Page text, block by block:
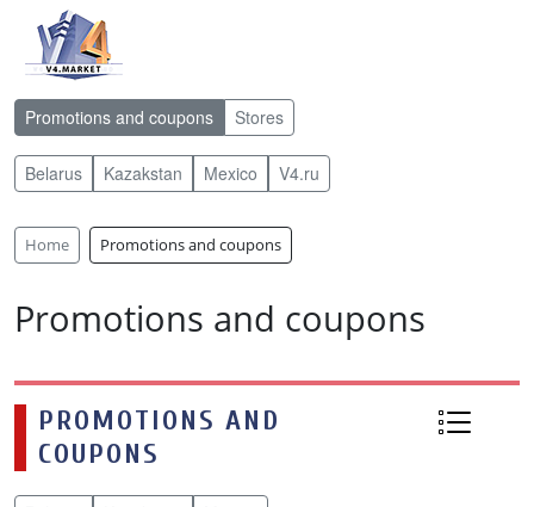
Promotions and coupons Stores
Belarus Kazakstan Mexico V4.ru
Home Promotions and coupons
Promotions and coupons
PROMOTIONS AND
COUPONS